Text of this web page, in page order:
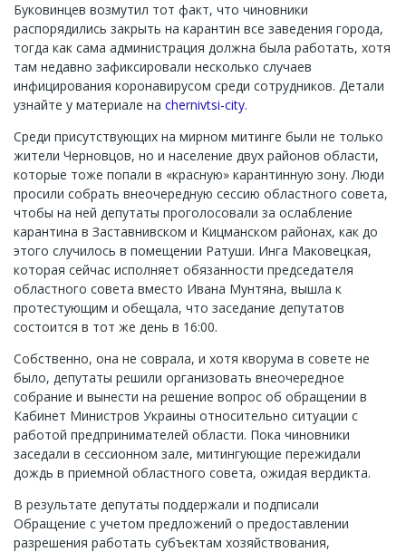
Буковинцев возмутил тот факт, что чиновники
распорядились закрыть на карантин все заведения города,
тогда как сама администрация должна была работать, хотя
там недавно зафиксировали несколько случаев
инфицирования коронавирусом среди сотрудников. Детали
узнайте у материале на chernivtsi-city.
Среди присутствующих на мирном митинге были не только
жители Черновцов, но и население двух районов области,
которые тоже попали в «красную» карантинную зону. Люди
просили собрать внеочередную сессию областного совета,
чтобы на ней депутаты проголосовали за ослабление
карантина в Заставнивском и Кицманском районах, как до
этого случилось в помещении Ратуши. Инга Маковецкая,
которая сейчас исполняет обязанности председателя
областного совета вместо Ивана Мунтяна, вышла к
протестующим и обещала, что заседание депутатов
состоится в тот же день в 16:00.
Собственно, она не соврала, и хотя кворума в совете не
было, депутаты решили организовать внеочередное
собрание и вынести на решение вопрос об обращении в
Кабинет Министров Украины относительно ситуации с
работой предпринимателей области. Пока чиновники
заседали в сессионном зале, митингующие пережидали
дождь в приемной областного совета, ожидая вердикта.
В результате депутаты поддержали и подписали
Обращение с учетом предложений о предоставлении
разрешения работать субъектам хозяйствования,